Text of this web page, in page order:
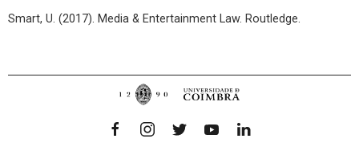
Smart, U. (2017). Media & Entertainment Law. Routledge.